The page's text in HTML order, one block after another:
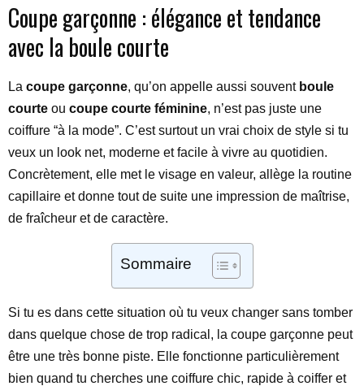
Coupe garçonne : élégance et tendance
avec la boule courte
La coupe garçonne, qu’on appelle aussi souvent boule
courte ou coupe courte féminine, n’est pas juste une
coiffure “à la mode”. C’est surtout un vrai choix de style si tu
veux un look net, moderne et facile à vivre au quotidien.
Concrètement, elle met le visage en valeur, allège la routine
capillaire et donne tout de suite une impression de maîtrise,
de fraîcheur et de caractère.
Sommaire
Si tu es dans cette situation où tu veux changer sans tomber
dans quelque chose de trop radical, la coupe garçonne peut
être une très bonne piste. Elle fonctionne particulièrement
bien quand tu cherches une coiffure chic, rapide à coiffer et